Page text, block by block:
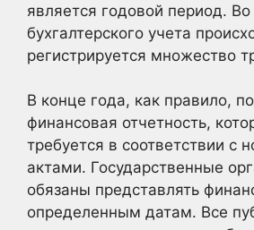
является годовой период.
бухгалтерского учета
регистрируется множество
В конце года, как правило,
финансовая отчетность,
требуется в соответствии с
актами. Государственные
обязаны представлять
определенным датам. Все